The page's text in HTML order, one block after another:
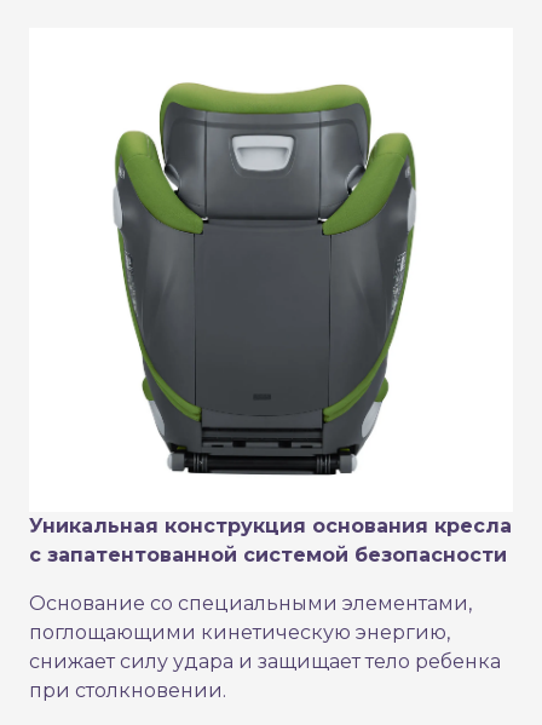
Уникальная конструкция основания кресла
с запатентованной системой безопасности
Основание со специальными элементами,
поглощающими кинетическую энергию,
снижает силу удара и защищает тело ребенка
при столкновении.